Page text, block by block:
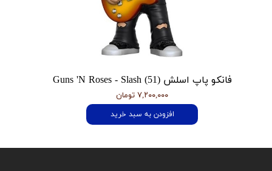
فانکو پاپ اسلش Guns 'N Roses - Slash (51)
۷,۲۰۰,۰۰۰ تومان
افزودن به سبد خرید